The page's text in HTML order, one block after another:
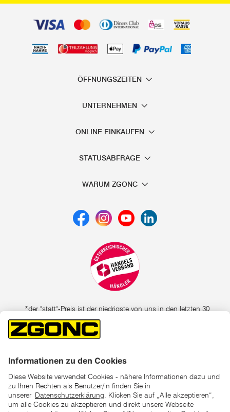
ÖFFNUNGSZEITEN
UNTERNEHMEN
ONLINE EINKAUFEN
STATUSABFRAGE
WARUM ZGONC
*der "statt"-Preis ist der niedrigste von uns in den letzten 30
Tagen vor Beginn dieser Aktion verlangte Preis
unter den UVP Preisen auf dieser Website sind die
unverbindlich empfohlenen Listenpreise unserer Lieferanten
AGB Datenschutz Impressum Barrierefreiheitserklärung